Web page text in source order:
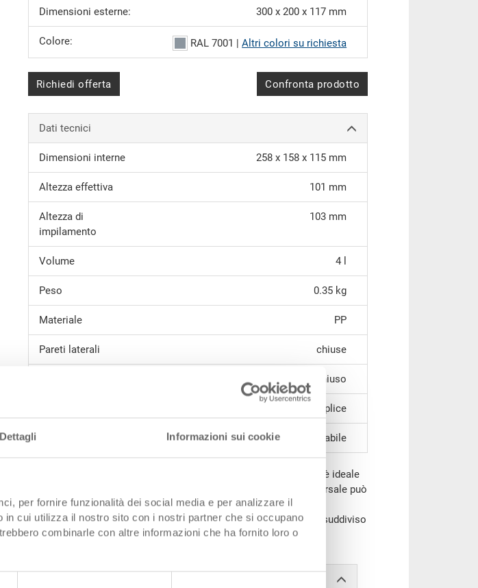
Dettagli Informazioni sui cookie
per fornire funzionalità dei social media e per analizzare il
cui utilizza il nostro sito con i nostri partner che si occupano
combinarle con altre informazioni che ha fornito loro o
Dimensioni esterne: 300 x 200 x 117 mm
Colore: RAL 7001 |Altri colori su richiesta
Richiedi offerta Confronta prodotto
Dati tecnici
Dimensioni interne 258 x 158 x 115 mm
Altezza effettiva 101 mm
Altezza di
impilamento
103 mm
Volume 4 l
Peso 0.35 kg
Materiale PP
Pareti laterali chiuse
chiuso
impugnatura semplice
impilabile
Grazie alla sua capacità di carico, il contenitore impilabile RAKO è ideale
per trasporto e stoccaggio. Inoltre, questo eurocontenitore universale può
essere impilato con o senza coperchio (dimensioni contenitore
compatibili con europallet). Infine, può essere contrassegnato e suddiviso
su richiesta.